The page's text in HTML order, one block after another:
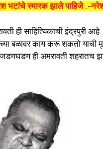
भटांचे स्मारक झाले पाहिजे .-
ही साहित्यिकाची इंद्रपुरी
बळावर काय करू शकतो याची
जडणघडण ही अमरावती